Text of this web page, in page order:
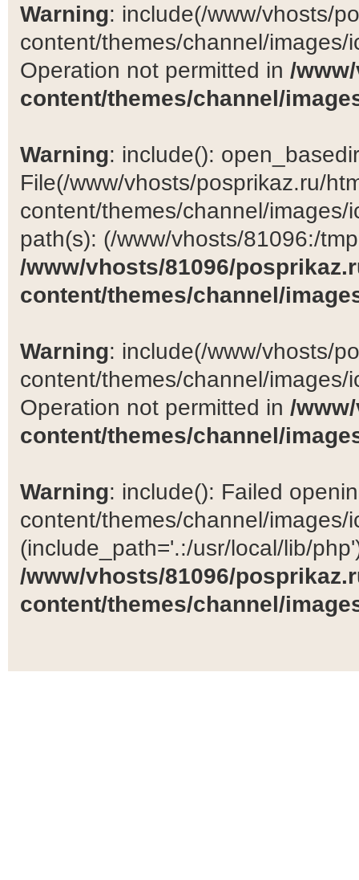
Warning: include(/www/vhosts/
content/themes/channel/
Operation not permitted in /
content/themes/channel/
Warning: include():
File(/www/vhosts/posprikaz.ru/
content/themes/channel/
path(s): (/www/vhosts/81096:/
/www/vhosts/81096/
content/themes/channel/
Warning: include(/www/vhosts/
content/themes/channel/
Operation not permitted in /
content/themes/channel/
Warning: include(): Failed
content/themes/channel/images/
(include_path='.:/usr/local/lib/
/www/vhosts/81096/
content/themes/channel/